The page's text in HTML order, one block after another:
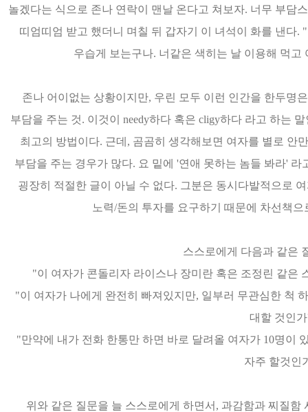
놀겠다는 식으로 존나 연락이 맨날 온다고 쳐보자. 너무 부담
띠엄띠엄 받고 했더니 며칠 뒤 갑자기 이 녀석이 화를 낸다
우습게 보는구나. 너같은 색히는 날 이용해 먹
존나 어이없는 상황이지만, 우린 모두 이런 인간을 한두명
부담을 주는 것. 이것이 needy하다 혹은 cligy하다 라고 하는
최고의 방법이다. 근데, 곰곰히 생각해보면 여자를 별로 안
부담을 주는 경우가 많다. 요 밑에 '연애 못하는 놈들 봐라'
굉장히 적절한 글이 아닐 수 없다. 그분은 동시다발적으로
노력/돈의 투자를 요구하기 때문에 차선책
스스로에게 다음과 같은
"이 여자가 콘돌리자 라이스나 장미란 혹은 조정린 같은
"이 여자가 나에게 완전히 빠져있지만, 일부러 무관심한 척
대할 것인
"만약에 내가 전화 한통만 하면 바로 달려올 여자가 10명이
자주 할것인
위와 같은 질문을 늘 스스로에게 하면서, 과감함과 찌질